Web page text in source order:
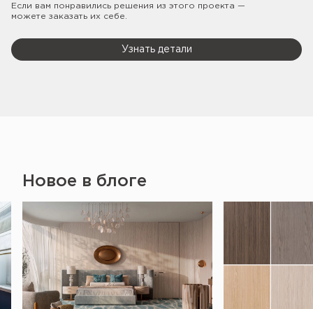
Если вам понравились решения из этого проекта —
можете заказать их себе.
Узнать детали
Новое в блоге